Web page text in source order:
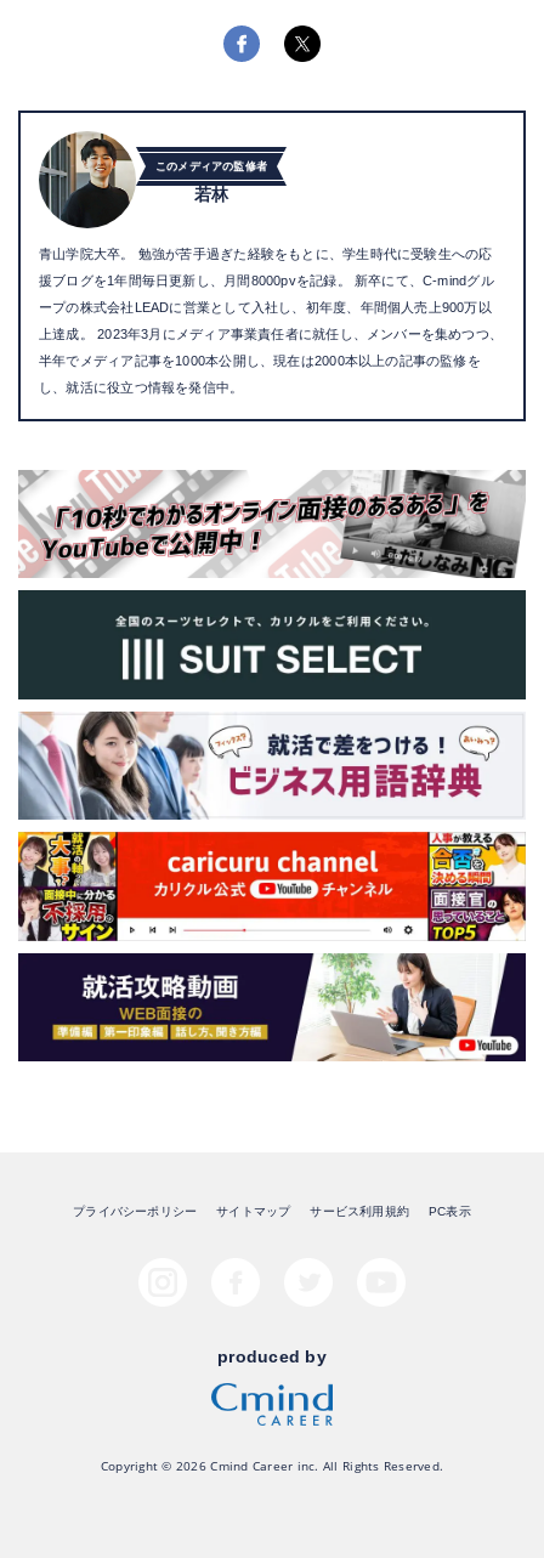
このメディアの監修者
若林
青山学院大卒。 勉強が苦手過ぎた経験をもとに、学生時代に受験生への応
援ブログを1年間毎日更新し、月間8000pvを記録。 新卒にて、C-mindグル
ープの株式会社LEADに営業として入社し、初年度、年間個人売上900万以
上達成。 2023年3月にメディア事業責任者に就任し、メンバーを集めつつ、
半年でメディア記事を1000本公開し、現在は2000本以上の記事の監修を
し、就活に役立つ情報を発信中。
プライバシーポリシー サイトマップ サービス利用規約 PC表示
produced by
Copyright © 2026 Cmind Career inc. All Rights Reserved.